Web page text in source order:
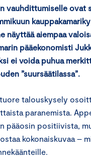
vauhdittumiselle ovat
näyttää aiempaa
pääekonomisti
ei voida puhua
”suursäätilassa”.
talouskysely
paranemista.
pääosin positiivista,
kokonaiskuvaa –